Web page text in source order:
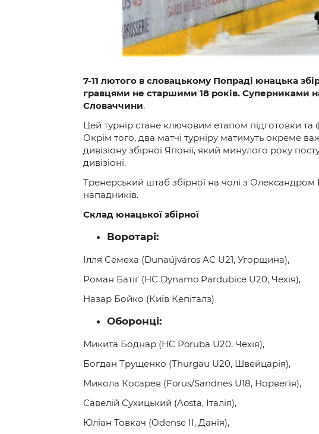
7-11 лютого в словацькому Попраді юнацька
гравцями не старшими 18 років. Суперниками
Словаччини.
Цей турнір стане ключовим етапом підготовки та
Окрім того, два матчі турніру матимуть окреме
дивізіону збірної Японії, який минулого року
дивізіоні.
Тренерський штаб збірної на чолі з Олександром
нападників.
Склад юнацької збірної
Воротарі:
Ілля Семеха (Dunaújváros AC U21, Угорщина),
Роман Батіг (HC Dynamo Pardubice U20, Чехія),
Назар Бойко (Київ Кепіталз)
Оборонці:
Микита Боднар (HC Poruba U20, Чехія),
Богдан Трущенко (Thurgau U20, Швейцарія),
Микола Косарев (Forus/Sandnes U18, Норвегія),
Савелій Сухицький (Aosta, Італія),
Юліан Товкач (Odense ІІ, Данія),